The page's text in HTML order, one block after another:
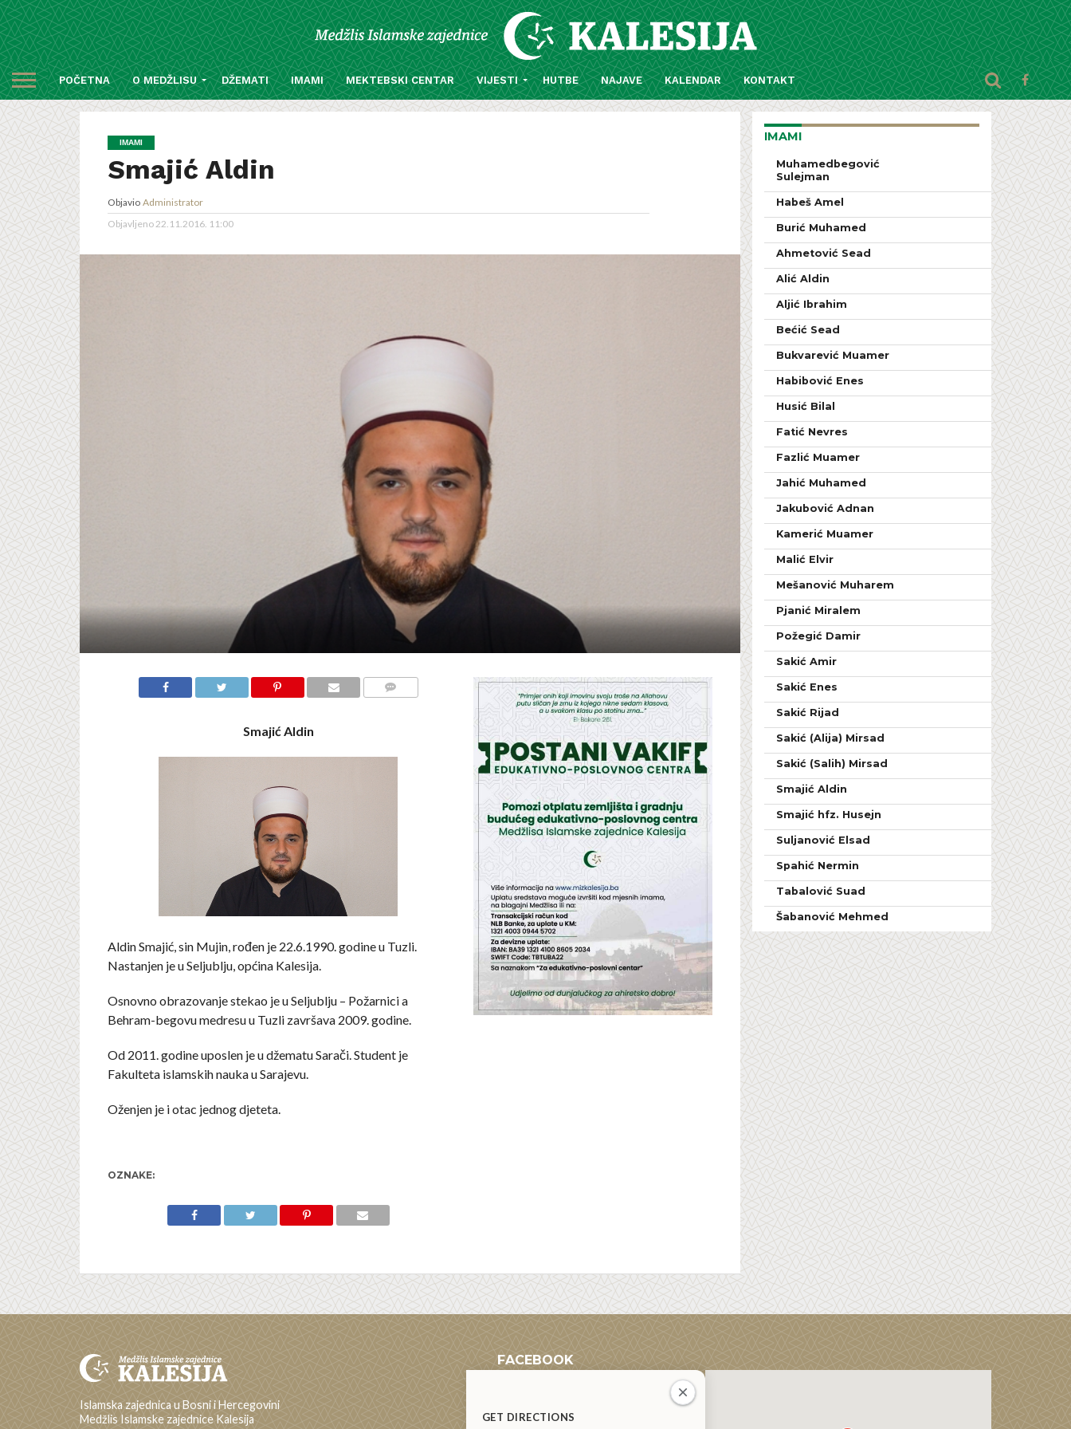
POČETNA O MEDŽLISU DŽEMATI IMAMI MEKTEBSKI CENTAR VIJESTI HUTBE NAJAVE KALENDAR KONTAKT
IMAMI
Smajić Aldin
Objavio Administrator
Objavljeno22.11.2016. 11:00
Smajić Aldin
Aldin Smajić, sin Mujin, rođen je 22.6.1990. godine u Tuzli.
Nastanjen je u Seljublju, općina Kalesija.
Osnovno obrazovanje stekao je u Seljublju – Požarnici a
Behram-begovu medresu u Tuzli završava 2009. godine.
Od 2011. godine uposlen je u džematu Sarači. Student je
Fakulteta islamskih nauka u Sarajevu.
Oženjen je i otac jednog djeteta.
OZNAKE:
IMAMI
Muhamedbegović
Sulejman
Habeš Amel
Burić Muhamed
Ahmetović Sead
Alić Aldin
Aljić Ibrahim
Bećić Sead
Bukvarević Muamer
Habibović Enes
Husić Bilal
Fatić Nevres
Fazlić Muamer
Jahić Muhamed
Jakubović Adnan
Kamerić Muamer
Malić Elvir
Mešanović Muharem
Pjanić Miralem
Požegić Damir
Sakić Amir
Sakić Enes
Sakić Rijad
Sakić (Alija) Mirsad
Sakić (Salih) Mirsad
Smajić Aldin
Smajić hfz. Husejn
Suljanović Elsad
Spahić Nermin
Tabalović Suad
Šabanović Mehmed
Islamska zajednica u Bosni i Hercegovini
Medžlis Islamske zajednice Kalesija
FACEBOOK
GET DIRECTIONS